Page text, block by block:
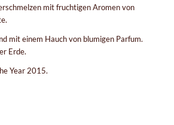
mit fruchtigen Aromen von
mit einem Hauch von blumigen Parfum.
Erde.
Year 2015.